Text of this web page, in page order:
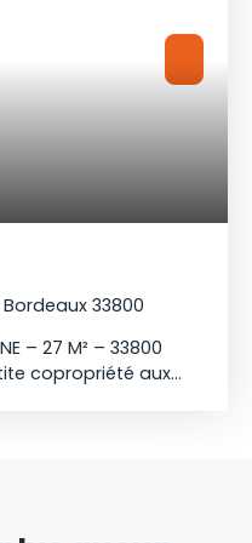
et commodités.
Bordeaux 33800
– 27 M² – 33800
copropriété aux